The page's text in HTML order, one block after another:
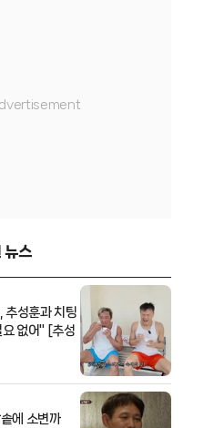
뉴스
추성훈과 치팅
요 없어" [추성
에 소변까